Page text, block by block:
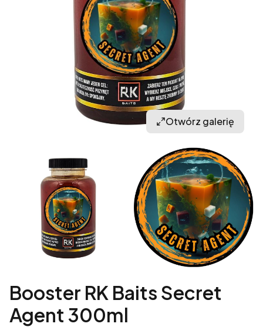
Otwórz galerię
Booster RK Baits Secret
Agent 300ml